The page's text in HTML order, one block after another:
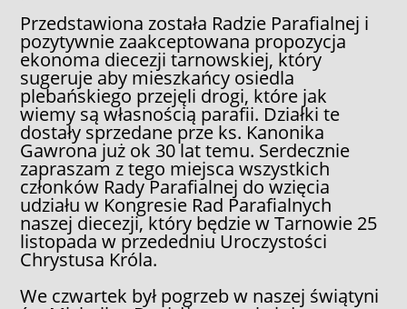
Przedstawiona została Radzie Parafialnej i
pozytywnie zaakceptowana propozycja
ekonoma diecezji tarnowskiej, który
sugeruje aby mieszkańcy osiedla
plebańskiego przejęli drogi, które jak
wiemy są własnością parafii. Działki te
dostały sprzedane prze ks. Kanonika
Gawrona już ok 30 lat temu. Serdecznie
zapraszam z tego miejsca wszystkich
członków Rady Parafialnej do wzięcia
udziału w Kongresie Rad Parafialnych
naszej diecezji, który będzie w Tarnowie 25
listopada w przededniu Uroczystości
Chrystusa Króla.
We czwartek był pogrzeb w naszej świątyni